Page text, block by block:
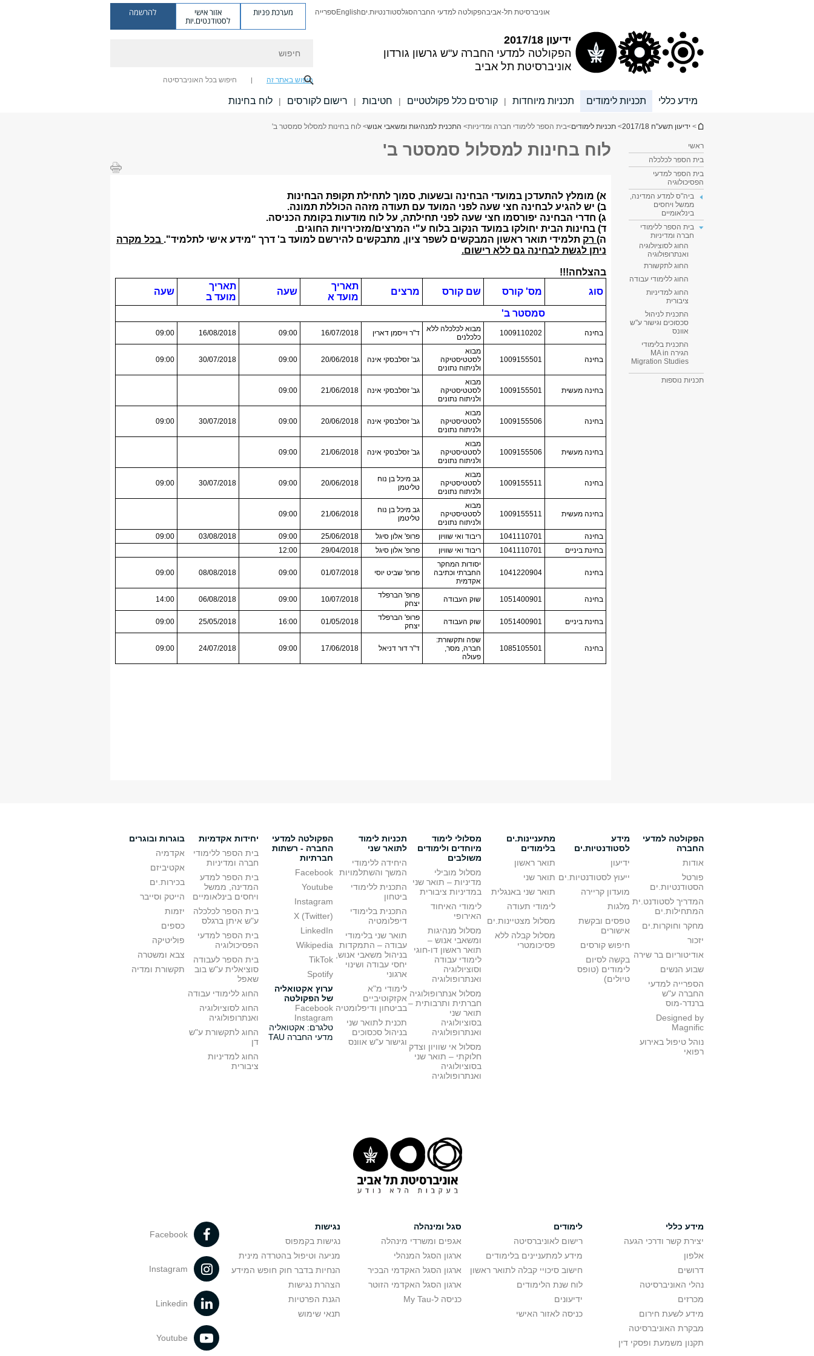
ידיעון 2017/18
הפקולטה למדעי החברה ע"ש גרשון גורדון
אוניברסיטת תל אביב
אוניברסיטת תל-אביבהפקולטה למדעי החברהסגלסטודנטיות.יםEnglishספרייה מערכת פניות אזור אישי
לסטודנטים.יות
להרשמה
חיפוש באתר זה חיפוש בכל האוניברסיטה
מידע כללי תכניות לימודים תכניות מיוחדות | קורסים כלל פקולטטיים | חטיבות | רישום לקורסים | לוח בחינות
הינך נמצא כאן
> ידיעון תשע"ח 2017/18 > תכניות לימודים>בית הספר ללימודי חברה ומדיניות> התכנית למנהיגות ומשאבי אנוש> לוח בחינות למסלול סמסטר ב'
ראשי
בית הספר לכלכלה
בית הספר למדעי
הפסיכולוגיה
ביה"ס למדע המדינה,
ממשל ויחסים
בינלאומיים
בית הספר ללימודי
חברה ומדיניות
החוג לסוציולוגיה
ואנתרופולוגיה
החוג לתקשורת
החוג ללימודי עבודה
החוג למדיניות
ציבורית
התכנית לניהול
סכסוכים וגישור ע"ש
אוונס
התכנית בלימודי
הגירה MA in
Migration Studies​
תכניות נוספות
לוח בחינות למסלול סמסטר ב'
הפקולטה למדעי
החברה
אודות
פורטל
הסטודנטיות.ים
המדריך לסטודנט.ית
המתחילות.ים
מחקר וחוקרות.ים
יזכור
אודיטוריום בר שירה
שבוע הנשים
הספרייה למדעי
החברה ע"ש
ברנדר-מוס
Designed by
Magnific
נוהל טיפול באירוע
רפואי
מידע
לסטודנטיות.ים
ידיעון
ייעוץ לסטודנטיות.ים
מועדון קריירה
מלגות
טפסים ובקשת
אישורים
חיפוש קורסים
בקשה לסיום
לימודים (טופס
טיולים)
מתעניינות.ים
בלימודים
תואר ראשון
תואר שני
תואר שני באנגלית
לימודי תעודה
מסלול מצטיינות.ים
מסלול קבלה ללא
פסיכומטרי
מסלולי לימוד
מיוחדים ולימודים
משולבים
מסלול מובילי
מדיניות – תואר שני
במדיניות ציבורית
לימודי האיחוד
האירופי
מסלול מנהיגות
ומשאבי אנוש –
תואר ראשון דו-חוגי
לימודי עבודה
וסוציולוגיה
ואנתרופולוגיה
מסלול אנתרופולוגיה
חברתית ותרבותית –
תואר שני
בסוציולוגיה
ואנתרופולוגיה
מסלול אי שוויון וצדק
חלוקתי – תואר שני
בסוציולוגיה
ואנתרופולוגיה
תכניות לימוד
לתואר שני
היחידה ללימודי
המשך והשתלמויות
התכנית ללימודי
ביטחון
התכנית בלימודי
דיפלומטיה
תואר שני בלימודי
עבודה – התמקדות
בניהול משאבי אנוש,
יחסי עבודה ושינוי
ארגוני
לימודי מ"א
אקזקוטיביים
בביטחון ודיפלומטיה
תכנית לתואר שני
בניהול סכסוכים
וגישור ע"ש אוונס
הפקולטה למדעי
החברה - רשתות
חברתיות
Facebook
Youtube
Instagram
X (Twitter)
LinkedIn
Wikipedia
TikTok
Spotify
ערוץ אקטואליה
של הפקולטה
Facebook
Instagram
טלגרם: אקטואליה
מדעי החברה TAU
יחידות אקדמיות
בית הספר ללימודי
חברה ומדיניות
בית הספר למדע
המדינה, ממשל
ויחסים בינלאומיים
בית הספר לכלכלה
ע"ש איתן ברגלס
בית הספר למדעי
הפסיכולוגיה
בית הספר לעבודה
סוציאלית ע"ש בוב
שאפל
החוג ללימודי עבודה
החוג לסוציולוגיה
ואנתרופולוגיה
החוג לתקשורת ע"ש
דן
החוג למדיניות
ציבורית
בוגרות ובוגרים
אקדמיה
אקטיביזם
בכירות.ים
הייטק וסייבר
יזמות
כספים
פוליטיקה
צבא ומשטרה
תקשורת ומדיה
מידע כללי
יצירת קשר ודרכי הגעה
אלפון
דרושים
נהלי האוניברסיטה
מכרזים
מידע לשעת חירום
מבקרת האוניברסיטה
תקנון משמעת ופסקי דין
לימודים
רישום לאוניברסיטה
מידע למתעניינים בלימודים
חישוב סיכויי קבלה לתואר ראשון
לוח שנת הלימודים
ידיעונים
כניסה לאזור האישי
סגל ומינהלה
אגפים ומשרדי מינהלה
ארגון הסגל המנהלי
ארגון הסגל האקדמי הבכיר
ארגון הסגל האקדמי הזוטר
כניסה ל-My Tau
נגישות
נגישות בקמפוס
מניעה וטיפול בהטרדה מינית
הנחיות בדבר חוק חופש המידע
הצהרת נגישות
הגנת הפרטיות
תנאי שימוש
Facebook
Instagram
Linkedin
Youtube